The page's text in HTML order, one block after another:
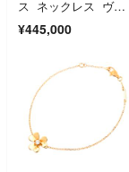
ス ネックレス ヴィ
¥445,000